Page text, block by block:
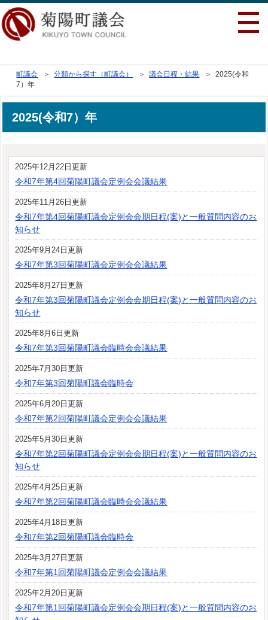
町議会 ＞分類から探す（町議会） ＞議会日程・結果 ＞ 2025(令和
7）年
2025(令和7）年
2025年12月22日更新
令和7年第4回菊陽町議会定例会会議結果
2025年11月26日更新
令和7年第4回菊陽町議会定例会会期日程(案)と一般質問内容のお
知らせ
2025年9月24日更新
令和7年第3回菊陽町議会定例会会議結果
2025年8月27日更新
令和7年第3回菊陽町議会定例会会期日程(案)と一般質問内容のお
知らせ
2025年8月6日更新
令和7年第3回菊陽町議会臨時会会議結果
2025年7月30日更新
令和7年第3回菊陽町議会臨時会
2025年6月20日更新
令和7年第2回菊陽町議会定例会会議結果
2025年5月30日更新
令和7年第2回菊陽町議会定例会会期日程(案)と一般質問内容のお
知らせ
2025年4月25日更新
令和7年第2回菊陽町議会臨時会会議結果
2025年4月18日更新
令和7年第2回菊陽町議会臨時会
2025年3月27日更新
令和7年第1回菊陽町議会定例会会議結果
2025年2月20日更新
令和7年第1回菊陽町議会定例会会期日程(案)と一般質問内容のお